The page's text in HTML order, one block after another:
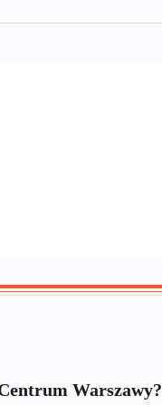
Warszawy?